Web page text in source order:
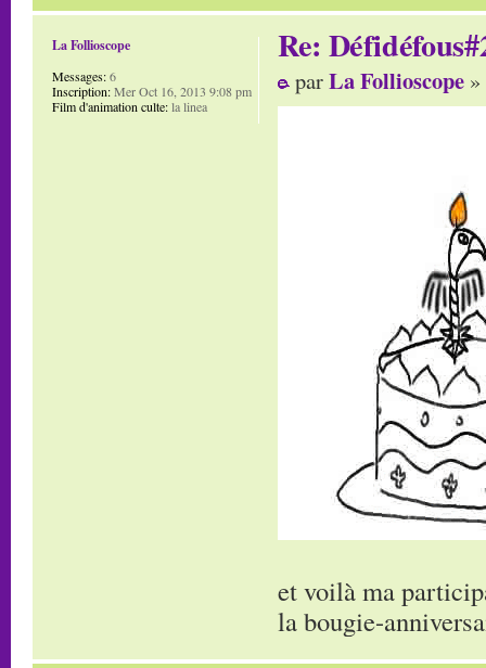
Re:
parLa Follioscope
et voilà ma
la bougie-
La Follioscope
Messages:6
Inscription:Mer Oct 16, 2013 9:08 pm
Film d'animation culte:la linea